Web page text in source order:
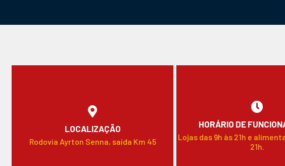
LOCALIZAÇÃO
Rodovia Ayrton Senna, saída Km 45
HORÁRIO DE
Lojas das 9h às 21h e
21h.